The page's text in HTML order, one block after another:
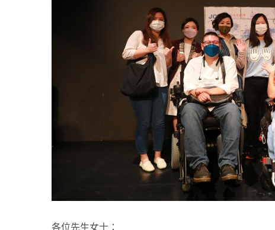
各位先生女士：